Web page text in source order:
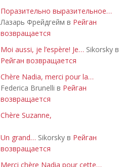
Поразительно выразительное…
Лазарь Фрейдгейм в Рейган
возвращается
Moi aussi, je l’espère! Je… Sikorsky в
Рейган возвращается
Chère Nadia, merci pour la…
Federica Brunelli в Рейган
возвращается
Chère Suzanne,
Un grand… Sikorsky в Рейган
возвращается
Merci chère Nadia pour cette…